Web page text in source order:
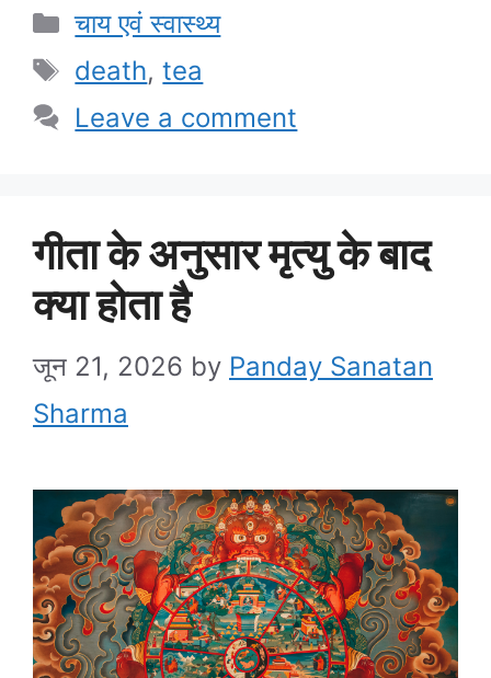
Categories
चाय एवं स्वास्थ्य
Tags
death,tea
Leave a comment
गीता के अनुसार मृत्यु के बाद
क्या होता है
जून 21, 2026 by Panday Sanatan
Sharma